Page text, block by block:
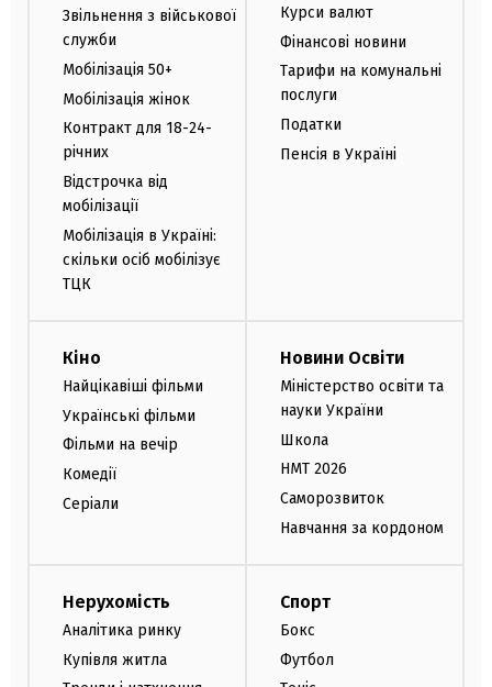
Звільнення з військової
служби
Мобілізація 50+
Мобілізація жінок
Контракт для 18-24-
річних
Відстрочка від
мобілізації
Мобілізація в Україні:
скільки осіб мобілізує
ТЦК
Курси валют
Фінансові новини
Тарифи на комунальні
послуги
Податки
Пенсія в Україні
Кіно
Найцікавіші фільми
Українські фільми
Фільми на вечір
Комедії
Серіали
Новини Освіти
Міністерство освіти та
науки України
Школа
НМТ 2026
Саморозвиток
Навчання за кордоном
Нерухомість
Аналітика ринку
Купівля житла
Спорт
Бокс
Футбол